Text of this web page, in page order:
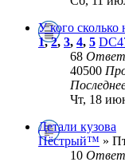
У кого сколько
1,2, 3, 4, 5
68
40500
Чт, 18
Детали кузова
Пёстрый™ »
10